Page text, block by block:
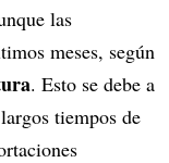
las
meses, según
. Esto se debe a
tiempos de